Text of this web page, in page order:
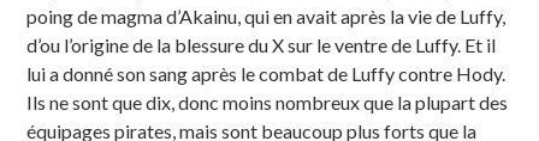
poing de magma d’Akainu, qui en avait après la vie de Luffy,
d’ou l’origine de la blessure du X sur le ventre de Luffy. Et il
lui a donné son sang après le combat de Luffy contre Hody.
Ils ne sont que dix, donc moins nombreux que la plupart des
équipages pirates, mais sont beaucoup plus forts que la